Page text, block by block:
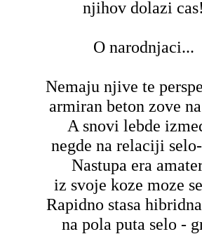
njihov dolazi
O narodnjaci...
Nemaju njive te
armiran beton zove
A snovi lebde
negde na relaciji
Nastupa era
iz svoje koze moze
Rapidno stasa
na pola puta selo -